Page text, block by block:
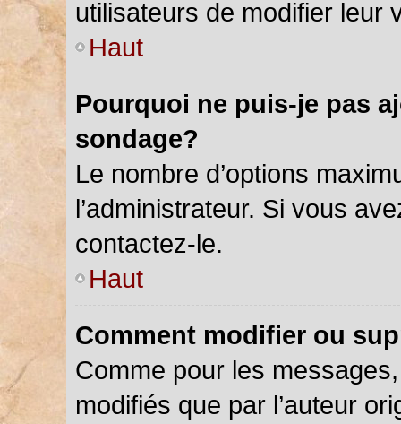
utilisateurs de modifier leur
Haut
Pourquoi ne puis-je pas
sondage?
Le nombre d’options
l’administrateur. Si vous
contactez-le.
Haut
Comment modifier ou
Comme pour les
modifiés que par l’auteur